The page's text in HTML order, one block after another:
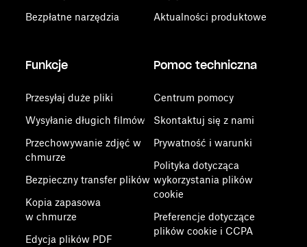
Bezpłatne narzędzia
Aktualności produktowe
Funkcje
Przesyłaj duże pliki
Wysyłanie długich filmów
Przechowywanie zdjęć w
chmurze
Bezpieczny transfer plików
Kopia zapasowa
w chmurze
Edycja plików PDF
Pomoc techniczna
Centrum pomocy
Skontaktuj się z nami
Prywatność i warunki
Polityka dotycząca
wykorzystania plików
cookie
Preferencje dotyczące
plików cookie i CCPA